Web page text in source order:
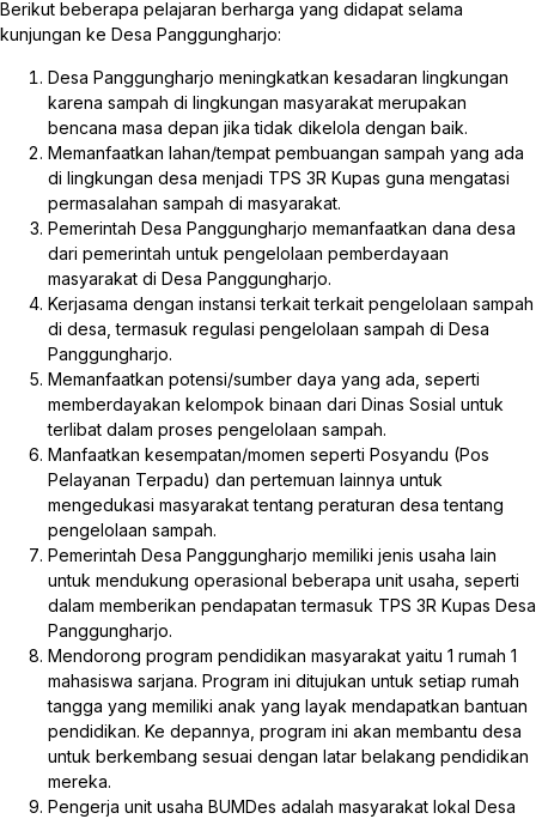
Berikut beberapa pelajaran berharga yang didapat selama
kunjungan ke Desa Panggungharjo:
Desa Panggungharjo meningkatkan kesadaran lingkungan
karena sampah di lingkungan masyarakat merupakan
bencana masa depan jika tidak dikelola dengan baik.
Memanfaatkan lahan/tempat pembuangan sampah yang ada
di lingkungan desa menjadi TPS 3R Kupas guna mengatasi
permasalahan sampah di masyarakat.
Pemerintah Desa Panggungharjo memanfaatkan dana desa
dari pemerintah untuk pengelolaan pemberdayaan
masyarakat di Desa Panggungharjo.
Kerjasama dengan instansi terkait terkait pengelolaan sampah
di desa, termasuk regulasi pengelolaan sampah di Desa
Panggungharjo.
Memanfaatkan potensi/sumber daya yang ada, seperti
memberdayakan kelompok binaan dari Dinas Sosial untuk
terlibat dalam proses pengelolaan sampah.
Manfaatkan kesempatan/momen seperti Posyandu (Pos
Pelayanan Terpadu) dan pertemuan lainnya untuk
mengedukasi masyarakat tentang peraturan desa tentang
pengelolaan sampah.
Pemerintah Desa Panggungharjo memiliki jenis usaha lain
untuk mendukung operasional beberapa unit usaha, seperti
dalam memberikan pendapatan termasuk TPS 3R Kupas Desa
Panggungharjo.
Mendorong program pendidikan masyarakat yaitu 1 rumah 1
mahasiswa sarjana. Program ini ditujukan untuk setiap rumah
tangga yang memiliki anak yang layak mendapatkan bantuan
pendidikan. Ke depannya, program ini akan membantu desa
untuk berkembang sesuai dengan latar belakang pendidikan
mereka.
Pengerja unit usaha BUMDes adalah masyarakat lokal Desa